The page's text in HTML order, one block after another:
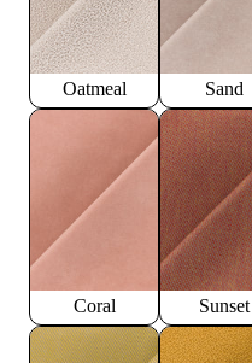
Oatmeal Sand
Coral Sunset